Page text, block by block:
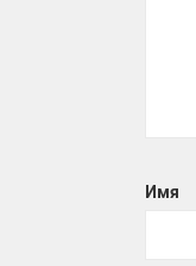
Имя